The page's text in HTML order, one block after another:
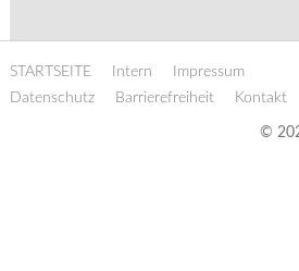
STARTSEITE Intern
Impressum
Datenschutz
Barrierefreiheit Kontakt
©